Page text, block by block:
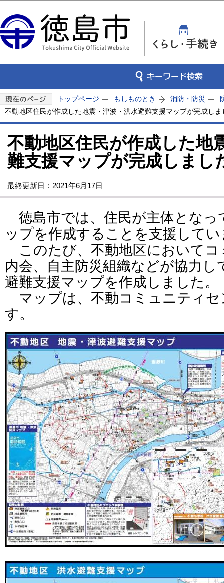
トップページ もしものとき 消防・防災
不動地区住民が作成した地震・津波・洪水避難支援マップが完成しま
不動地区住民が作成した地
難支援マップが完成しまし
最終更新日：2021年6月17日
徳島市では、住民が主体となっ
ップを作成することを支援して
このたび、不動地区においてコ
内会、自主防災組織などが協力し
避難支援マップを作成しました。
マップは、不動コミュニティセ
す。